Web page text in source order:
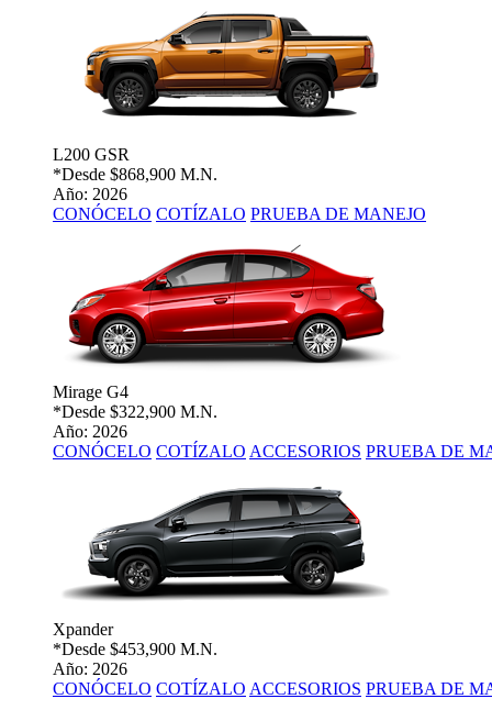
L200 GSR
*Desde $868,900 M.N.
Año: 2026
CONÓCELO COTÍZALO PRUEBA DE MANEJO
Mirage G4
*Desde $322,900 M.N.
Año: 2026
CONÓCELO COTÍZALO ACCESORIOS PRUEBA DE
Xpander
*Desde $453,900 M.N.
Año: 2026
CONÓCELO COTÍZALO ACCESORIOS PRUEBA DE